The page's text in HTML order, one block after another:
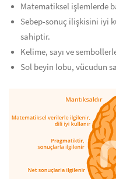
Matematiksel işlemlerde
Sebep-sonuç ilişkisini iyi
sahiptir.
Kelime, sayı ve
Sol beyin lobu, vücudun